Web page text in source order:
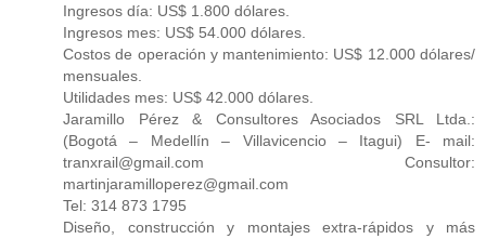
Ingresos día: US$ 1.800 dólares.
Ingresos mes: US$ 54.000 dólares.
Costos de operación y mantenimiento: US$ 12.000 dólares/
mensuales.
Utilidades mes: US$ 42.000 dólares.
Jaramillo Pérez & Consultores Asociados SRL Ltda.:
(Bogotá – Medellín – Villavicencio – Itagui) E- mail:
tranxrail@gmail.com Consultor:
martinjaramilloperez@gmail.com
Tel: 314 873 1795
Diseño, construcción y montajes extra-rápidos y más